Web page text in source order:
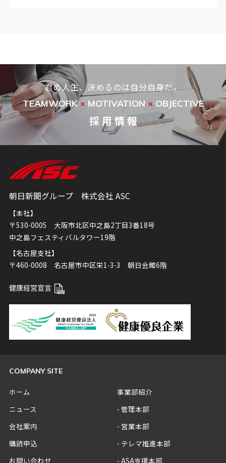
君の人生、決めるのは自分自身だ。
TEAMWORK× MOTIVATION ×OBJECTIVE
採 用 情 報
朝日新聞グループ 株式会社 ASC
【本社】
〒530-0005 大阪市北区中之島2丁目3番18号
中之島フェスティバルタワー19階
【名古屋支社】
〒460-0008 名古屋市中区栄1-3-3 朝日会館6階
健康経営宣言
COMPANY SITE
ホーム
ニュース
会社案内
購読申込
お問い合わせ
事業部紹介
管理本部
営業本部
テレマ推進本部
ASA支援本部